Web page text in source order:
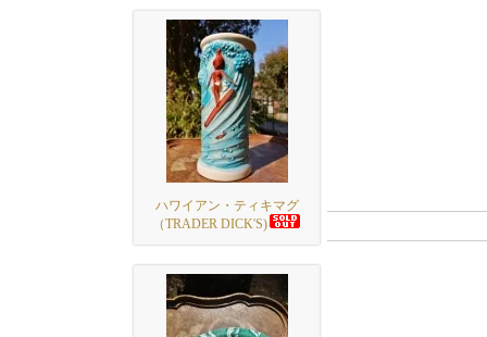
ハワイアン・ティキマグ
（TRADER DICK'S)